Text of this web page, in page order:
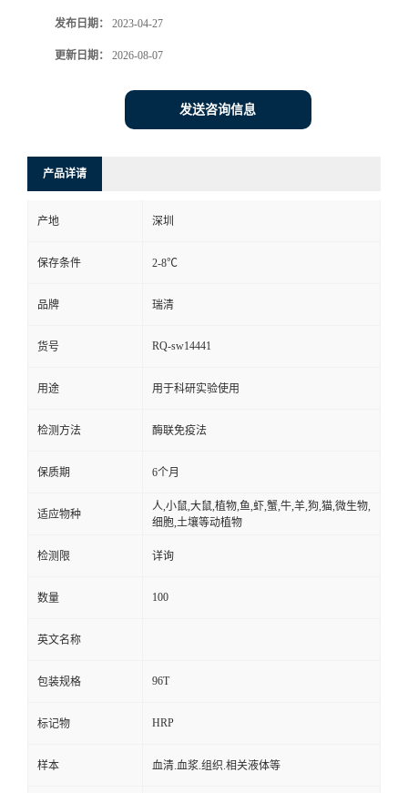
发布日期： 2023-04-27
更新日期： 2026-08-07
发送咨询信息
产品详请
产地 深圳
保存条件 2-8℃
品牌 瑞清
货号 RQ-sw14441
用途 用于科研实验使用
检测方法 酶联免疫法
保质期 6个月
适应物种
人,小鼠,大鼠,植物,鱼,虾,蟹,牛,羊,狗,猫,微生物,
细胞,土壤等动植物
检测限 详询
数量 100
英文名称
包装规格 96T
标记物 HRP
样本 血清.血浆.组织.相关液体等